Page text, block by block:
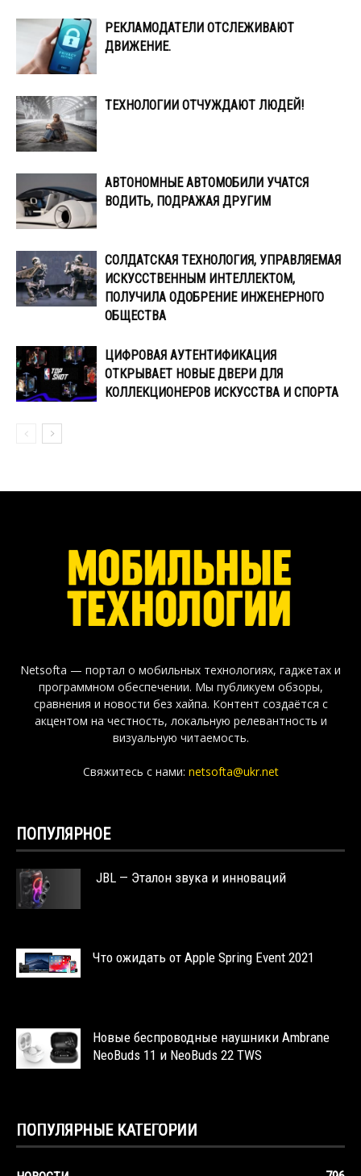
РЕКЛАМОДАТЕЛИ ОТСЛЕЖИВАЮТ
ДВИЖЕНИЕ.
ТЕХНОЛОГИИ ОТЧУЖДАЮТ ЛЮДЕЙ!
АВТОНОМНЫЕ АВТОМОБИЛИ УЧАТСЯ
ВОДИТЬ, ПОДРАЖАЯ ДРУГИМ
СОЛДАТСКАЯ ТЕХНОЛОГИЯ, УПРАВЛЯЕМАЯ
ИСКУССТВЕННЫМ ИНТЕЛЛЕКТОМ,
ПОЛУЧИЛА ОДОБРЕНИЕ ИНЖЕНЕРНОГО
ОБЩЕСТВА
ЦИФРОВАЯ АУТЕНТИФИКАЦИЯ
ОТКРЫВАЕТ НОВЫЕ ДВЕРИ ДЛЯ
КОЛЛЕКЦИОНЕРОВ ИСКУССТВА И СПОРТА
Netsofta — портал о мобильных технологиях, гаджетах и
программном обеспечении. Мы публикуем обзоры,
сравнения и новости без хайпа. Контент создаётся с
акцентом на честность, локальную релевантность и
визуальную читаемость.
Свяжитесь с нами: netsofta@ukr.net
ПОПУЛЯРНОЕ
JBL — Эталон звука и инноваций
Что ожидать от Apple Spring Event 2021
Новые беспроводные наушники Ambrane
NeoBuds 11 и NeoBuds 22 TWS
ПОПУЛЯРНЫЕ КАТЕГОРИИ